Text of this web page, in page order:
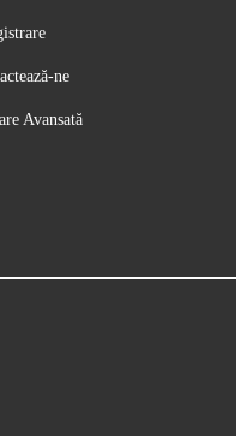
ne
Avansată